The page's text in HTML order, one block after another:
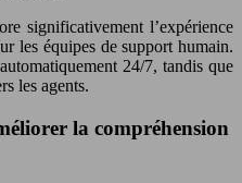
significativement l’expérience
les équipes de support humain.
24/7, tandis que
les agents.
la compréhension